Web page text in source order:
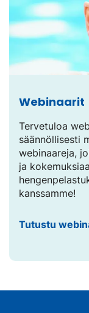
Webinaarit
Tervetuloa
säännöllisesti
webinaareja,
ja
kanssamme!
Tutustu